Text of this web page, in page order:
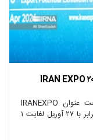
مین نمایشگاه توانمندی‌های صادراتی ایران تحت عنوان IRANEXPO
۲۰۲۴ از تاریخ ۸ لغایت ۱۲ اردیبهشت ماه ۱۴۰۳ (برابر با ۲۷ آوریل لغایت ۱